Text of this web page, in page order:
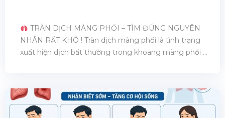
TRÀN DỊCH MÀNG PHỔI – TÌM ĐÚNG NGUYÊN
NHÂN RẤT KHÓ ! Tràn dịch màng phổi là tình trạng
xuất hiện dịch bất thường trong khoang màng phổi –
ảnh hưởng [...]